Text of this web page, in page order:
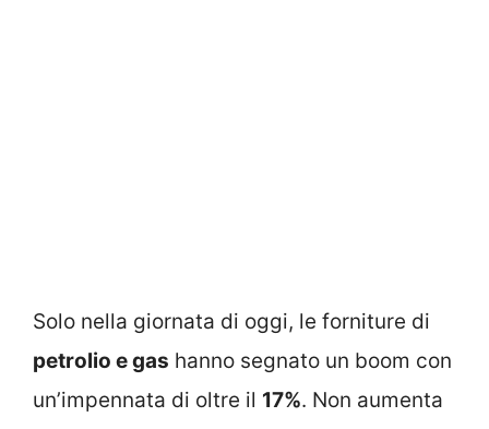
Solo nella giornata di oggi, le forniture di
petrolio e gas hanno segnato un boom con
un’impennata di oltre il 17%. Non aumenta